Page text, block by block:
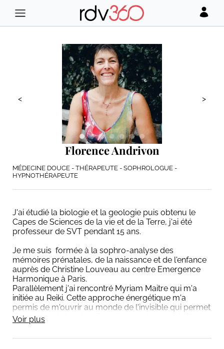
< >
Florence Andrivon
MÉDECINE DOUCE - THÉRAPEUTE - SOPHROLOGUE -
HYPNOTHÉRAPEUTE
J'ai étudié la biologie et la geologie puis obtenu le
Capes de Sciences de la vie et de la Terre, j'ai été
professeur de SVT pendant 15 ans.
Je me suis formée à la sophro-analyse des
mémoires prénatales, de la naissance et de l'enfance
auprès de Christine Louveau au centre Emergence
Harmonique à Paris.
Parallèlement j'ai rencontré Myriam Maitre qui m'a
initiée au Reiki. Cette approche énergétique m'a
permis de m'ouvrir au monde de l'invisible qui permet
d'apporter de la relaxation et un soulagement. C'est
aussi une voie de développement personnel. J'ai été
Voir plus